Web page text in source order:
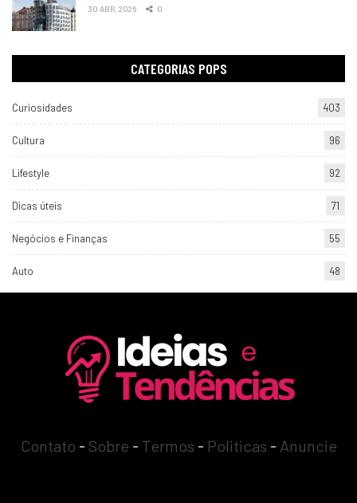
30 ABR, 2026 0
CATEGORIAS POPS
Curiosidades 403
Cultura 96
Lifestyle 92
Dicas úteis 71
Negócios e Finanças 55
Auto 48
Contato - Sobre - Termos - Politicas - Anuncie